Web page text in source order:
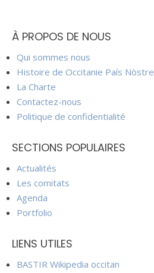
À PROPOS DE NOUS
Qui sommes nous
Histoire de Occitanie País Nòstre
La Charte
Contactez-nous
Politique de confidentialité
SECTIONS POPULAIRES
Actualités
Les comitats
Agenda
Portfolio
LIENS UTILES
BASTIR Wikipedia occitan